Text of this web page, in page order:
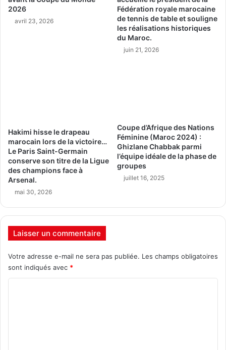
2026
avril 23, 2026
Fédération royale marocaine
de tennis de table et souligne
les réalisations historiques
du Maroc.
juin 21, 2026
Hakimi hisse le drapeau
marocain lors de la victoire…
Le Paris Saint-Germain
conserve son titre de la Ligue
des champions face à
Arsenal.
mai 30, 2026
Coupe d’Afrique des Nations
Féminine (Maroc 2024) :
Ghizlane Chabbak parmi
l’équipe idéale de la phase de
groupes
juillet 16, 2025
Laisser un commentaire
Votre adresse e-mail ne sera pas publiée. Les champs obligatoires
sont indiqués avec *